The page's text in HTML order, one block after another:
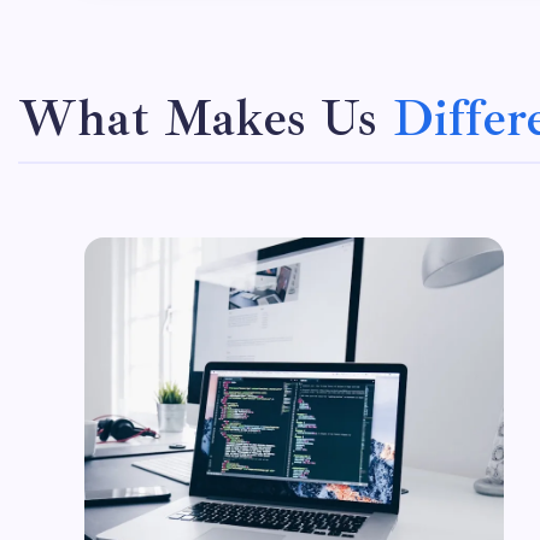
What Makes Us